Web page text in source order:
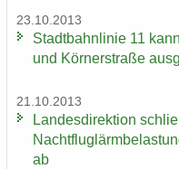
23.10.2013
Stadt­bahn­li­nie 11
und Körn­er­stra­ße
21.10.2013
Lan­des­di­rek­ti­on
ab